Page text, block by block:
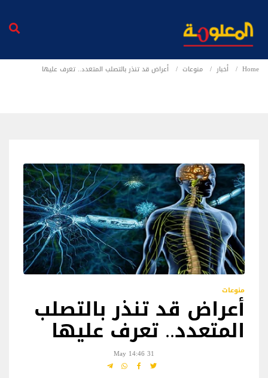
Home أخبار منوعات أعراض قد تنذر بالتصلب المتعدد.. تعرف عليها
منوعات
أعراض قد تنذر بالتصلب
المتعدد.. تعرف عليها
31 May 14:46